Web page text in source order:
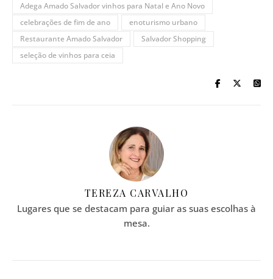
Adega Amado Salvador vinhos para Natal e Ano Novo
celebrações de fim de ano
enoturismo urbano
Restaurante Amado Salvador
Salvador Shopping
seleção de vinhos para ceia
TEREZA CARVALHO
Lugares que se destacam para guiar as suas escolhas à
mesa.